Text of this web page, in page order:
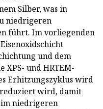
Silber, was in
niedrigeren
führt. Im vorliegenden
und dem
XPS- und HRTEM-
Erhitzungszyklus wird
reduziert wird, damit
im niedrigeren